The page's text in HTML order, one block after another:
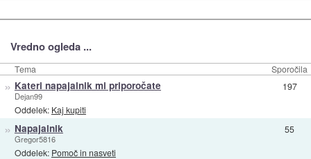
Vredno ogleda ...
Tema Sporočila
» Kateri napajalnik mi priporočate
Dejan99
Oddelek: Kaj kupiti
197
» Napajalnik
Gregor5816
Oddelek: Pomoč in nasveti
55